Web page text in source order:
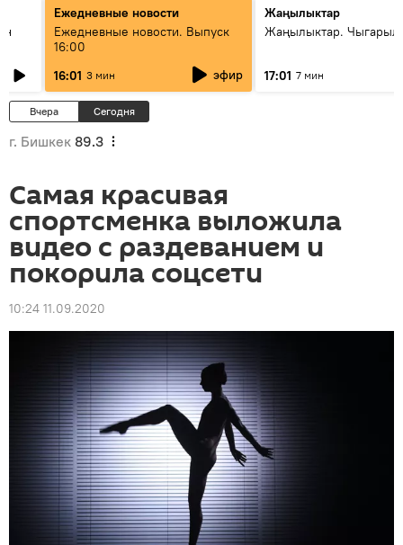
Ежедневные новости
Ежедневные новости. Выпуск
16:00
16:01 3 мин эфир
Жаңылыктар
Жаңылыктар.
17:01 7 мин
Вчера Сегодня
г. Бишкек 89.3
Самая красивая
спортсменка выложила
видео с раздеванием и
покорила соцсети
10:24 11.09.2020